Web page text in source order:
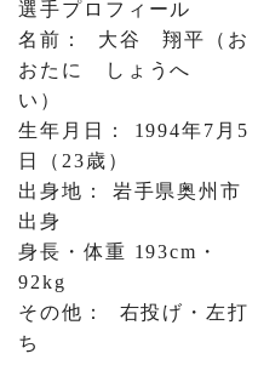
選手プロフィール
名前： 大谷 翔平（お
おたに しょうへ
い）
生年月日： 1994年7月5
日（23歳）
出身地： 岩手県奥州市
出身
身長・体重 193cm・
92kg
その他： 右投げ・左打
ち